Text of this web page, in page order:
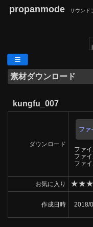
propanmode サウンド
素材ダウンロード
kungfu_007
ダウンロード
ファ
ファ
ファ
ファ
お気に入り ★★★
作成日時 2018/